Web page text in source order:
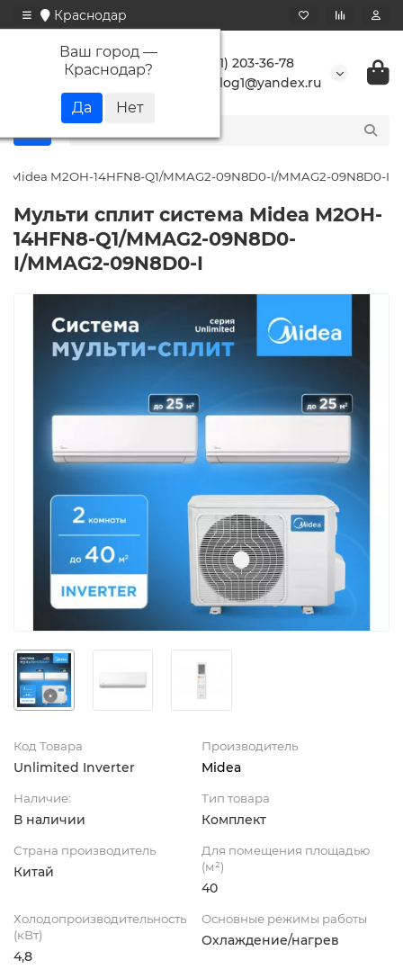
Краснодар
Ваш город —
Краснодар?
+7 (861) 203-36-78
buranlog1@yandex.ru
Midea M2OH-14HFN8-Q1/MMAG2-09N8D0-I/MMAG2-09N8D0-I
Мульти сплит система Midea M2OH-
14HFN8-Q1/MMAG2-09N8D0-
I/MMAG2-09N8D0-I
Код Товара
Unlimited Inverter
Производитель
Midea
Наличие:
В наличии
Тип товара
Комплект
Страна производитель
Китай
Для помещения площадью
(м²)
40
Холодопроизводительность
(кВт)
4,8
Основные режимы работы
Охлаждение/нагрев